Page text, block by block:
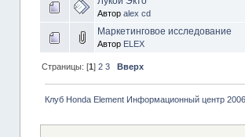
Автор alex cd
Маркетинговое исследование
Автор ELEX
Страницы: [1] 2 3 Вверх
Клуб Honda Element Информационный центр